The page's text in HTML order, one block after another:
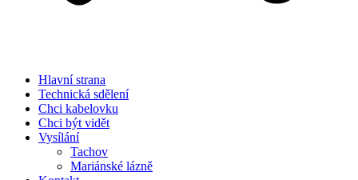
Hlavní strana
Technická sdělení
Chci kabelovku
Chci být vidět
Vysílání
Tachov
Mariánské lázně